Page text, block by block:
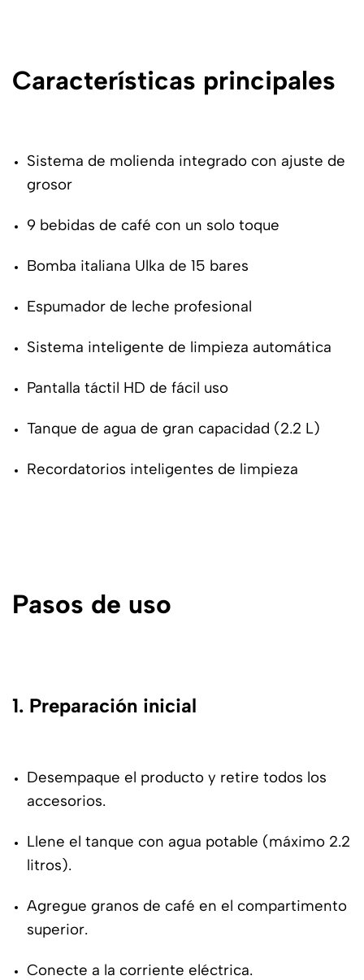
Características principales
Sistema de molienda integrado con ajuste de
grosor
9 bebidas de café con un solo toque
Bomba italiana Ulka de 15 bares
Espumador de leche profesional
Sistema inteligente de limpieza automática
Pantalla táctil HD de fácil uso
Tanque de agua de gran capacidad (2.2 L)
Recordatorios inteligentes de limpieza
Pasos de uso
1. Preparación inicial
Desempaque el producto y retire todos los
accesorios.
Llene el tanque con agua potable (máximo 2.2
litros).
Agregue granos de café en el compartimento
superior.
Conecte a la corriente eléctrica.